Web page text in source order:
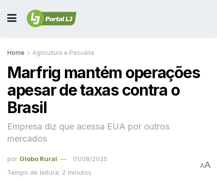
Home Agricultura e Pecuária
Marfrig mantém operações
apesar de taxas contra o
Brasil
Empresa diz que acessa EUA por outros
mercados
por Globo Rural
01/08/2025
Tempo de leitura: 2 minutos
AA